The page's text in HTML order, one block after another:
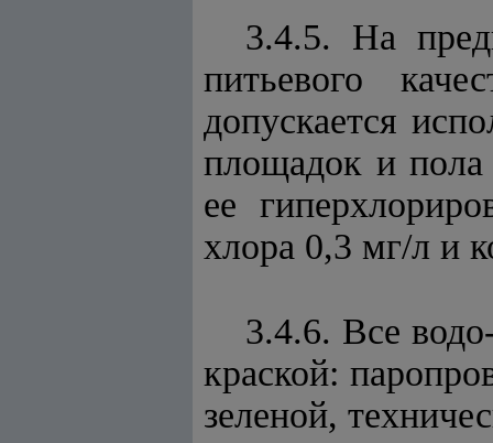
3.4.5. На
питьевого
допускается
площадок и пола
ее
хлора 0,3 мг/л и
3.4.6. Все
краской:
зеленой,